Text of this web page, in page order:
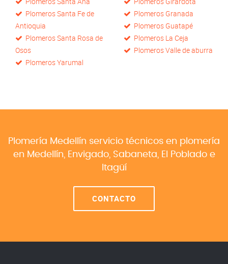
Plomeros Granada
Plomeros Guatapé
Plomeros La Ceja
Plomeros Valle de aburra
Plomeros Santa Fe de
Antioquia
Plomeros Santa Rosa de
Osos
Plomeros Yarumal
Plomería Medellín servicio técnicos en plomería
en Medellín, Envigado, Sabaneta, El Poblado e
Itagüí
CONTACTO